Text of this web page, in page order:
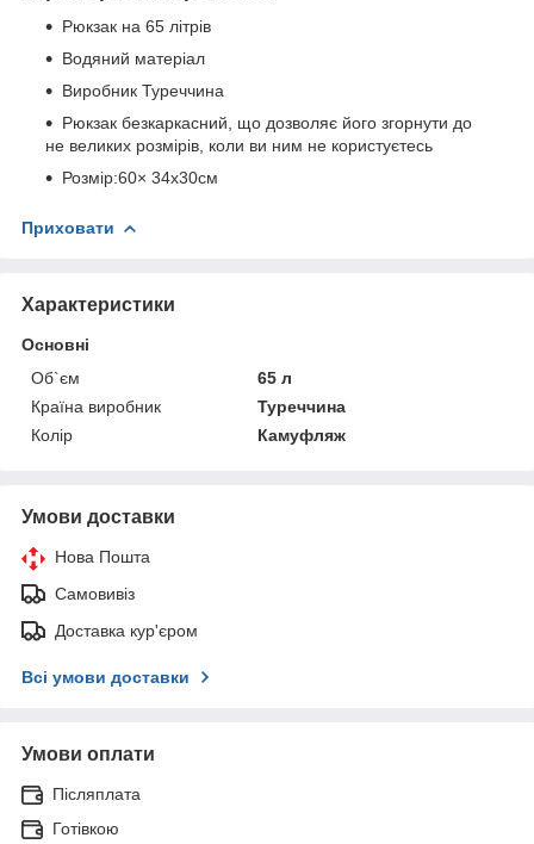
Рюкзак на 65 літрів
Водяний матеріал
Виробник Туреччина
Рюкзак безкаркасний, що дозволяє його згорнути до
не великих розмірів, коли ви ним не користуєтесь
Розмір:60× 34x30см
Приховати
Характеристики
Основні
Об`єм
65 л
Країна виробник
Туреччина
Колір
Камуфляж
Умови доставки
Нова Пошта
Самовивіз
Доставка кур'єром
Всі умови доставки
Умови оплати
Післяплата
Готівкою